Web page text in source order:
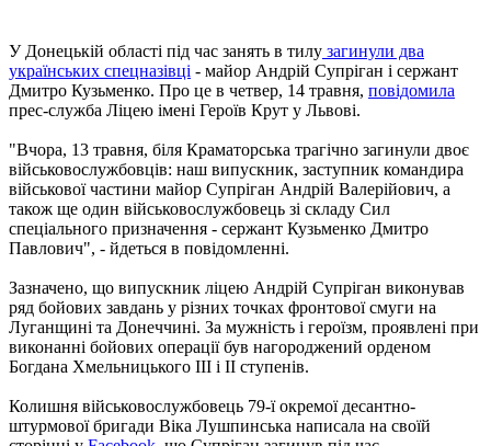
У Донецькій області під час занять в тилу загинули два
українських спецназівці - майор Андрій Супріган і сержант
Дмитро Кузьменко. Про це в четвер, 14 травня, повідомила
прес-служба Ліцею імені Героїв Крут у Львові.
"Вчора, 13 травня, біля Краматорська трагічно загинули двоє
військовослужбовців: наш випускник, заступник командира
військової частини майор Супріган Андрій Валерійович, а
також ще один військовослужбовець зі складу Сил
спеціального призначення - сержант Кузьменко Дмитро
Павлович", - йдеться в повідомленні.
Зазначено, що випускник ліцею Андрій Супріган виконував
ряд бойових завдань у різних точках фронтової смуги на
Луганщині та Донеччині. За мужність і героїзм, проявлені при
виконанні бойових операції був нагороджений орденом
Богдана Хмельницького III і II ступенів.
Колишня військовослужбовець 79-ї окремої десантно-
штурмової бригади Віка Лушпинська написала на своїй